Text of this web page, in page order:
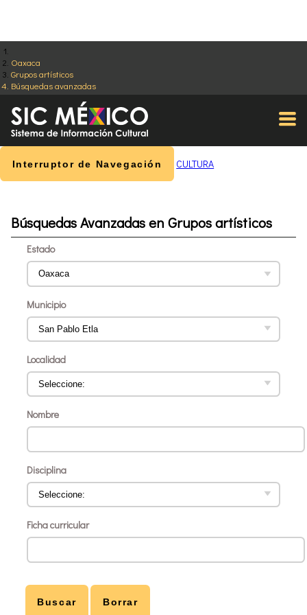
Oaxaca
Grupos artísticos
Búsquedas avanzadas
Interruptor de Navegación CULTURA
Búsquedas Avanzadas en Grupos artísticos
Estado
Municipio
Localidad
Nombre
Disciplina
Ficha curricular